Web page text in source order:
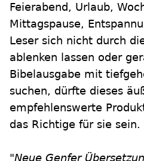
Feierabend, Urlaub,
Mittagspause,
Leser sich nicht durch
ablenken lassen oder
Bibelausgabe mit
suchen, dürfte dieses
empfehlenswerte
das Richtige für sie sein.
"Neue Genfer